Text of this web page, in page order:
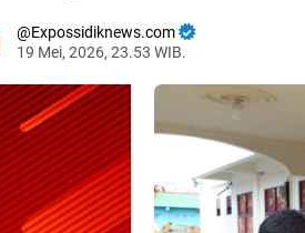
Expossidiknews.com
19 Mei, 2026, 23.53 WIB.